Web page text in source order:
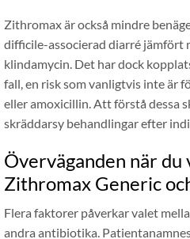
Zithromax är också mindre
difficile-associerad diarré jämfört
klindamycin. Det har dock
fall, en risk som vanligtvis inte är
eller amoxicillin. Att förstå dessa
skräddarsy behandlingar efter
Överväganden när du
Zithromax Generic
Flera faktorer påverkar valet
andra antibiotika.